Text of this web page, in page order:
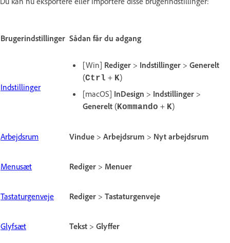
Brugerindstillinger Sådan får du adgang
Indstillinger
[Win] Rediger > Indstillinger > Generelt
(Ctrl + K)
[macOS] InDesign > Indstillinger >
Generelt (Kommando + K)
Arbejdsrum Vindue > Arbejdsrum > Nyt arbejdsrum
Menusæt Rediger > Menuer
Tastaturgenveje Rediger > Tastaturgenveje
Glyfsæt Tekst > Glyffer